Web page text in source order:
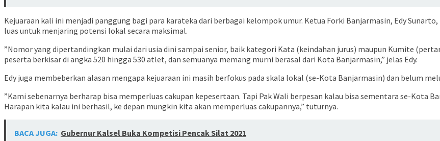
​Kejuaraan kali ini menjadi panggung bagi para karateka dari berbagai kelompok umur. Ketua Forki Banjarmasin, Edy
luas untuk menjaring potensi lokal secara maksimal.
​”Nomor yang dipertandingkan mulai dari usia dini sampai senior, baik kategori Kata (keindahan jurus) maupun Kumite
peserta berkisar di angka 520 hingga 530 atlet, dan semuanya memang murni berasal dari Kota Banjarmasin,” jelas Edy.
​Edy juga membeberkan alasan mengapa kejuaraan ini masih berfokus pada skala lokal (se-Kota Banjarmasin) dan belum
​”Kami sebenarnya berharap bisa memperluas cakupan kepesertaan. Tapi Pak Wali berpesan kalau bisa sementara se-Kota
Harapan kita kalau ini berhasil, ke depan mungkin kita akan memperluas cakupannya,” tuturnya.
BACA JUGA: Gubernur Kalsel Buka Kompetisi Pencak Silat 2021